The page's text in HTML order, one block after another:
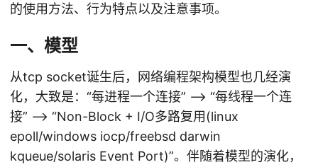
的使用方法、行为特点以及注意事项。
一、模型
从tcp socket诞生后，网络编程架构模型也几经演
化，大致是：“每进程一个连接” –> “每线程一个连
接” –> “Non-Block + I/O多路复用(linux
epoll/windows iocp/freebsd darwin
kqueue/solaris Event Port)”。伴随着模型的演化，